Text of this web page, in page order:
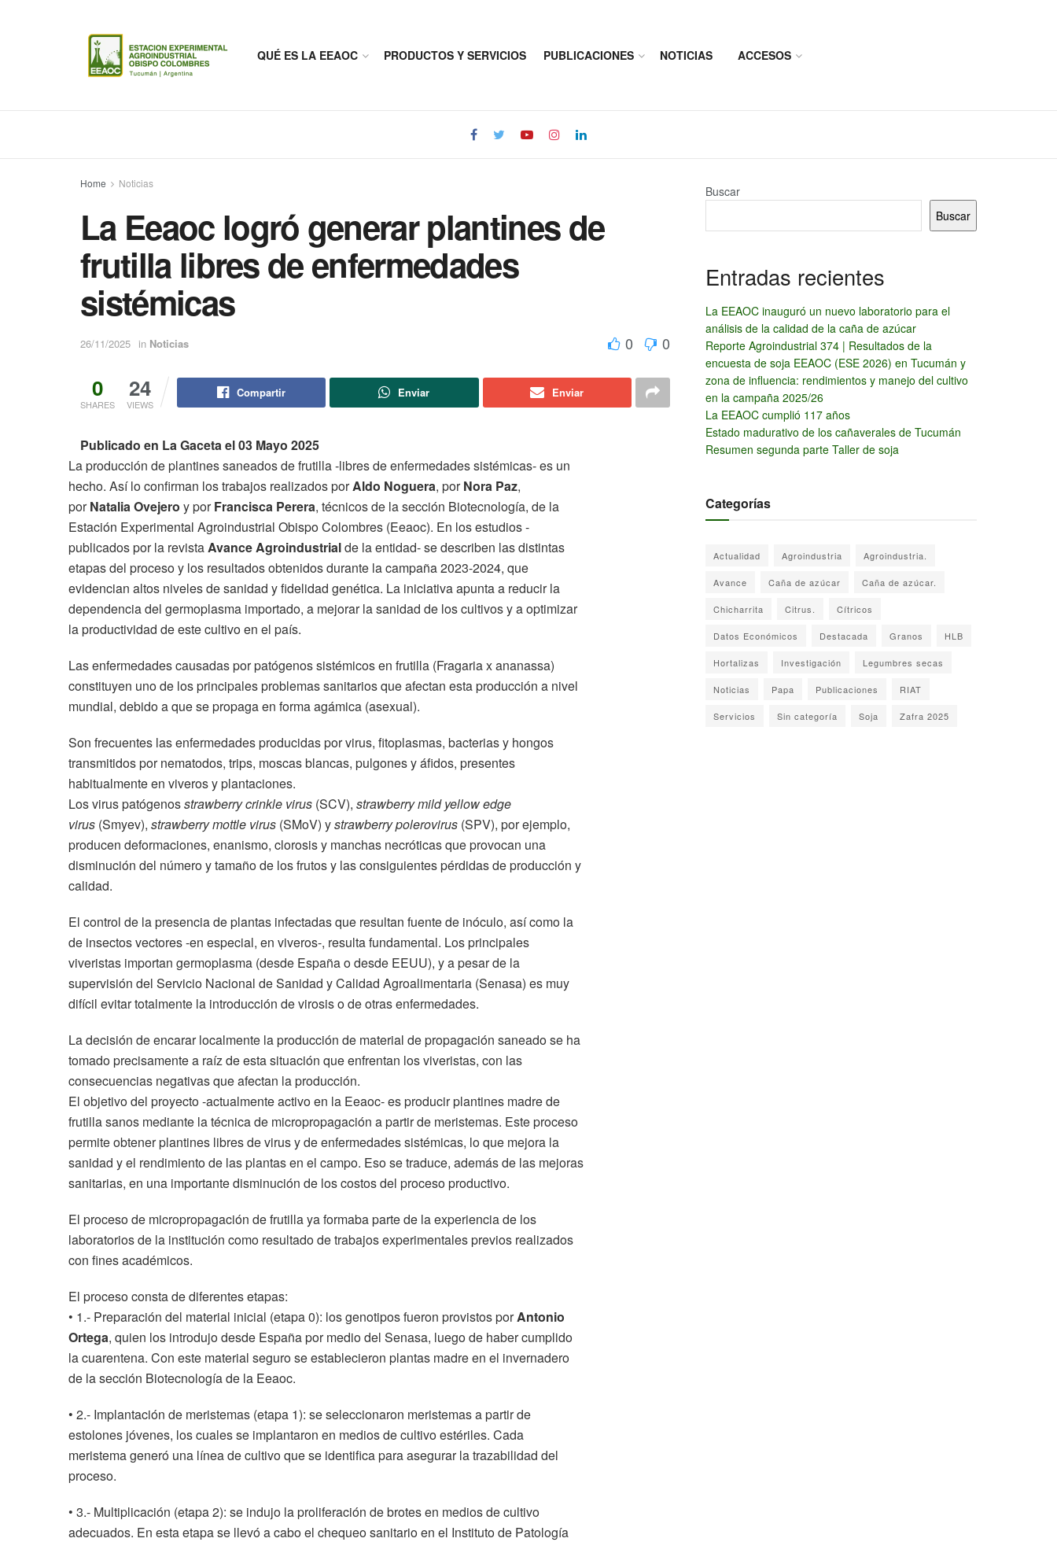
QUÉ ES LA EEAOC PRODUCTOS Y SERVICIOS PUBLICACIONES NOTICIAS ACCESOS
Home Noticias
La Eeaoc logró generar plantines de
frutilla libres de enfermedades
sistémicas
26/11/2025 in Noticias 0 0
0
SHARES
24
VIEWS
Compartir Enviar Enviar
Publicado en La Gaceta el 03 Mayo 2025
La producción de plantines saneados de frutilla -libres de enfermedades sistémicas- es un
hecho. Así lo confirman los trabajos realizados porAldo Noguera, porNora Paz,
porNatalia Ovejero y porFrancisca Perera, técnicos de la sección Biotecnología, de la
Estación Experimental Agroindustrial Obispo Colombres (Eeaoc). En los estudios -
publicados por la revistaAvance Agroindustrialde la entidad- se describen las distintas
etapas del proceso y los resultados obtenidos durante la campaña 2023-2024, que
evidencian altos niveles de sanidad y fidelidad genética. La iniciativa apunta a reducir la
dependencia del germoplasma importado, a mejorar la sanidad de los cultivos y a optimizar
la productividad de este cultivo en el país.
Las enfermedades causadas por patógenos sistémicos en frutilla (Fragaria x ananassa)
constituyen uno de los principales problemas sanitarios que afectan esta producción a nivel
mundial, debido a que se propaga en forma agámica (asexual).
Son frecuentes las enfermedades producidas por virus, fitoplasmas, bacterias y hongos
transmitidos por nematodos, trips, moscas blancas, pulgones y áfidos, presentes
habitualmente en viveros y plantaciones.
Los virus patógenosstrawberry crinkle virus (SCV), strawberry mild yellow edge
virus (Smyev), strawberry mottle virus (SMoV) ystrawberry polerovirus (SPV), por ejemplo,
producen deformaciones, enanismo, clorosis y manchas necróticas que provocan una
disminución del número y tamaño de los frutos y las consiguientes pérdidas de producción y
calidad.
El control de la presencia de plantas infectadas que resultan fuente de inóculo, así como la
de insectos vectores -en especial, en viveros-, resulta fundamental. Los principales
viveristas importan germoplasma (desde España o desde EEUU), y a pesar de la
supervisión del Servicio Nacional de Sanidad y Calidad Agroalimentaria (Senasa) es muy
difícil evitar totalmente la introducción de virosis o de otras enfermedades.
La decisión de encarar localmente la producción de material de propagación saneado se ha
tomado precisamente a raíz de esta situación que enfrentan los viveristas, con las
consecuencias negativas que afectan la producción.
El objetivo del proyecto -actualmente activo en la Eeaoc- es producir plantines madre de
frutilla sanos mediante la técnica de micropropagación a partir de meristemas. Este proceso
permite obtener plantines libres de virus y de enfermedades sistémicas, lo que mejora la
sanidad y el rendimiento de las plantas en el campo. Eso se traduce, además de las mejoras
sanitarias, en una importante disminución de los costos del proceso productivo.
El proceso de micropropagación de frutilla ya formaba parte de la experiencia de los
laboratorios de la institución como resultado de trabajos experimentales previos realizados
con fines académicos.
El proceso consta de diferentes etapas:
• 1.- Preparación del material inicial (etapa 0): los genotipos fueron provistos porAntonio
Ortega, quien los introdujo desde España por medio del Senasa, luego de haber cumplido
la cuarentena. Con este material seguro se establecieron plantas madre en el invernadero
de la sección Biotecnología de la Eeaoc.
• 2.- Implantación de meristemas (etapa 1): se seleccionaron meristemas a partir de
estolones jóvenes, los cuales se implantaron en medios de cultivo estériles. Cada
meristema generó una línea de cultivo que se identifica para asegurar la trazabilidad del
proceso.
• 3.- Multiplicación (etapa 2): se indujo la proliferación de brotes en medios de cultivo
adecuados. En esta etapa se llevó a cabo el chequeo sanitario en el Instituto de Patología
Buscar
Buscar
Entradas recientes
La EEAOC inauguró un nuevo laboratorio para el
análisis de la calidad de la caña de azúcar
Reporte Agroindustrial 374 | Resultados de la
encuesta de soja EEAOC (ESE 2026) en Tucumán y
zona de influencia: rendimientos y manejo del cultivo
en la campaña 2025/26
La EEAOC cumplió 117 años
Estado madurativo de los cañaverales de Tucumán
Resumen segunda parte Taller de soja
Categorías
Actualidad Agroindustria Agroindustria.
Avance Caña de azúcar Caña de azúcar.
Chicharrita Citrus. Cítricos
Datos Económicos Destacada Granos HLB
Hortalizas Investigación Legumbres secas
Noticias Papa Publicaciones RIAT
Servicios Sin categoría Soja Zafra 2025